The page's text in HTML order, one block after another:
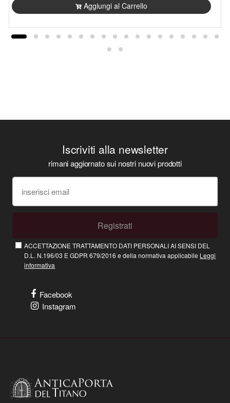
Aggiungi al Carrello
Iscriviti alla newsletter
rimani aggiornato sui nostri nuovi prodotti
Registrati
ACCETTAZIONE TRATTAMENTO DATI PERSONALI AI SENSI DEL
D.L. N.196/03 E GDPR 679/2016 e della normativa applicabile Leggi
informativa
Facebook
Instagram